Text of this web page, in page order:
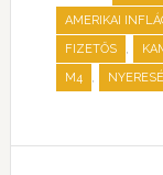
AMERIKAI
FIZETŐS ,
M4 ,